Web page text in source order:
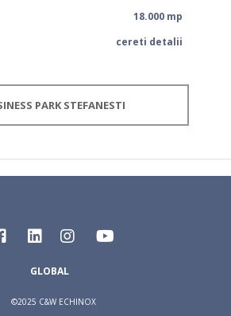
18.000 mp
cereti detalii
PARK STEFANESTI
GLOBAL
©2025 C&W ECHINOX